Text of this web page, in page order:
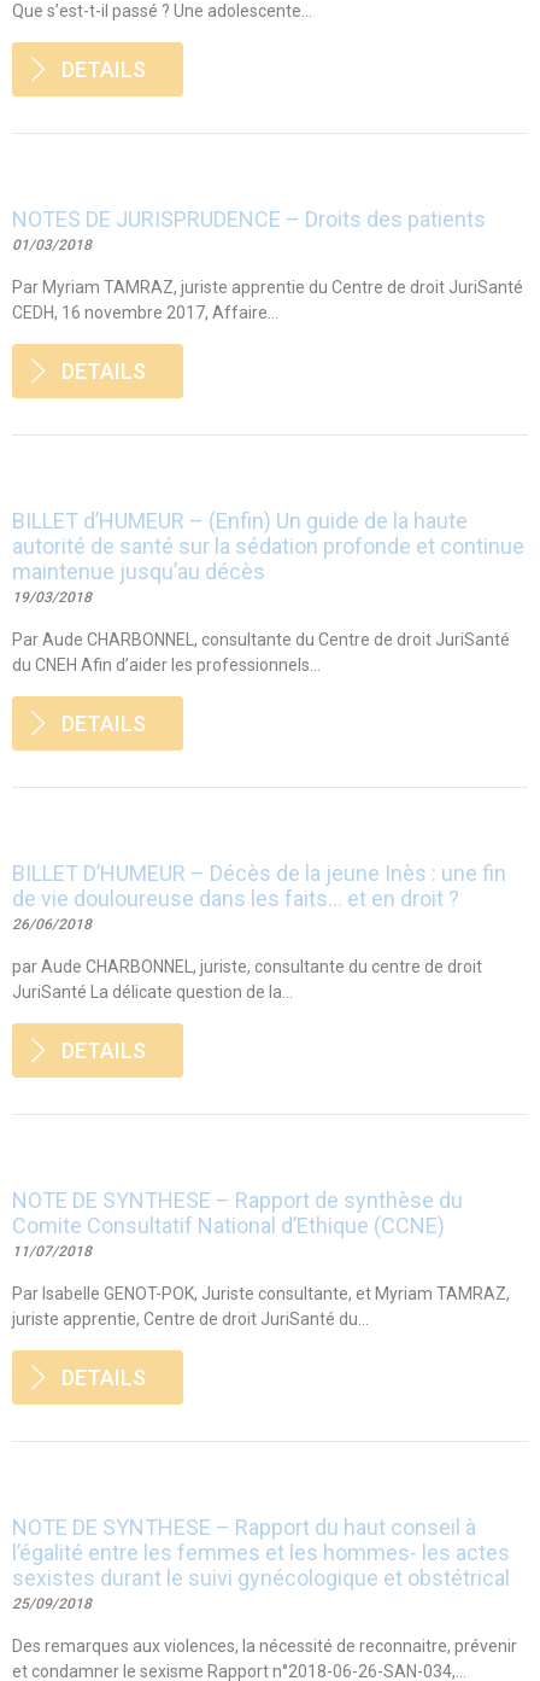
Que s’est-t-il passé ? Une adolescente...
DETAILS
NOTES DE JURISPRUDENCE – Droits des patients
01/03/2018
Par Myriam TAMRAZ, juriste apprentie du Centre de droit JuriSanté
CEDH, 16 novembre 2017, Affaire...
DETAILS
BILLET d’HUMEUR – (Enfin) Un guide de la haute
autorité de santé sur la sédation profonde et continue
maintenue jusqu’au décès
19/03/2018
Par Aude CHARBONNEL, consultante du Centre de droit JuriSanté
du CNEH Afin d’aider les professionnels...
DETAILS
BILLET D’HUMEUR – Décès de la jeune Inès : une fin
de vie douloureuse dans les faits… et en droit ?
26/06/2018
par Aude CHARBONNEL, juriste, consultante du centre de droit
JuriSanté La délicate question de la...
DETAILS
NOTE DE SYNTHESE – Rapport de synthèse du
Comite Consultatif National d’Ethique (CCNE)
11/07/2018
Par Isabelle GENOT-POK, Juriste consultante, et Myriam TAMRAZ,
juriste apprentie, Centre de droit JuriSanté du...
DETAILS
NOTE DE SYNTHESE – Rapport du haut conseil à
l’égalité entre les femmes et les hommes- les actes
sexistes durant le suivi gynécologique et obstétrical
25/09/2018
Des remarques aux violences, la nécessité de reconnaitre, prévenir
et condamner le sexisme Rapport n°2018-06-26-SAN-034,...